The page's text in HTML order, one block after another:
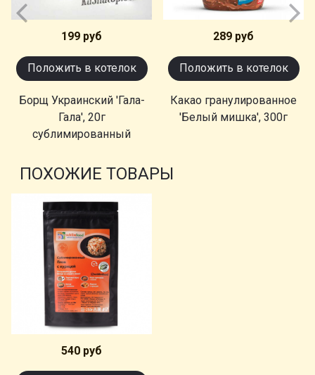
199 руб
Положить в котелок
Борщ Украинский 'Гала-
Гала', 20г
сублимированный
289 руб
Положить в котелок
Какао гранулированное
'Белый мишка', 300г
ПОХОЖИЕ ТОВАРЫ
540 руб